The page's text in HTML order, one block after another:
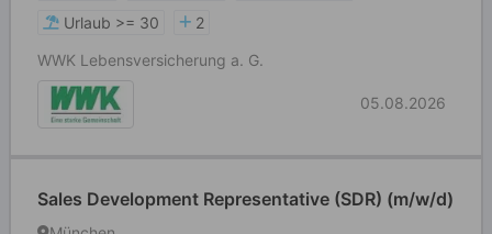
Urlaub >= 30
2
WWK Lebensversicherung a. G.
05.08.2026
Sales Development Representative (SDR) (m/w/d)